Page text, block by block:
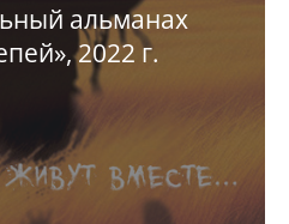
альманах
2022 г.